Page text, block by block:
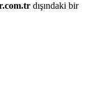
dışındaki bir